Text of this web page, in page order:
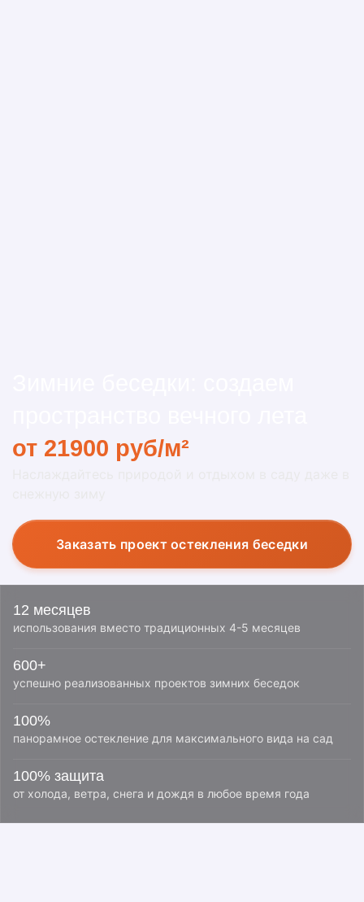
от 21900 руб/м²
Заказать проект остекления беседки
12 месяцев
использования вместо традиционных 4-5 месяцев
600+
успешно реализованных проектов зимних беседок
100%
панорамное остекление для максимального вида на сад
100% защита
от холода, ветра, снега и дождя в любое время года